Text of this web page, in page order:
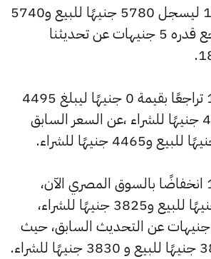
وتراجع سعر عيار 18 ليسجل 5780 جنيهًا للبيع و5740
جنيهًا للشراء، بتراجع قدره 5 جنيهات عن تحديثنا
وشهد سعر عيار 14 تراجعًا بقيمة 0 جنيهًا ليبلغ 4495
جنيهًا للبيع و4465 جنيهًا للشراء ،عن السعر السابق
وشهد سعر عيار 12 انخفاضًا بالسوق المصري الآن،
حيث بلغ 3855 جنيهًا للبيع و3825 جنيهًا للشراء،
منخفضًا بمقدار 5 جنيهات عن التحديث السابق، حيث